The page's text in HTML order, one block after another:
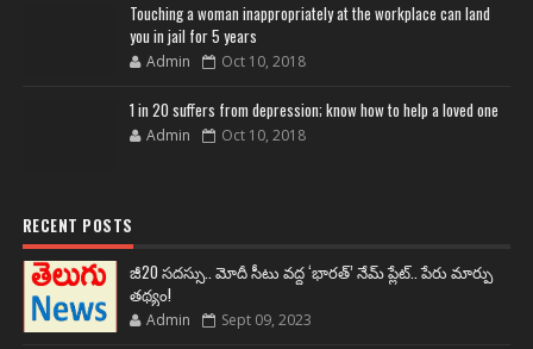
Touching a woman inappropriately at the workplace can land
you in jail for 5 years
Admin Oct 10, 2018
1 in 20 suffers from depression; know how to help a loved one
Admin Oct 10, 2018
RECENT POSTS
జీ20 సదస్సు.. మోదీ సీటు వద్ద ‘భారత్’ నేమ్ ప్లేట్‌.. పేరు మార్పు
తథ్యం!
Admin Sept 09, 2023